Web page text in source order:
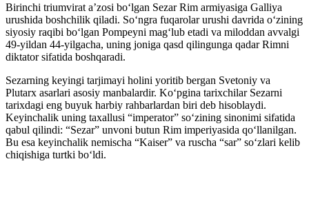
Birinchi triumvirat aʼzosi boʻlgan Sezar Rim armiyasiga Galliya
urushida boshchilik qiladi. Soʻngra fuqarolar urushi davrida oʻzining
siyosiy raqibi boʻlgan Pompeyni magʻlub etadi va miloddan avvalgi
49-yildan 44-yilgacha, uning joniga qasd qilingunga qadar Rimni
diktator sifatida boshqaradi.
Sezarning keyingi tarjimayi holini yoritib bergan Svetoniy va
Plutarx asarlari asosiy manbalardir. Koʻpgina tarixchilar Sezarni
tarixdagi eng buyuk harbiy rahbarlardan biri deb hisoblaydi.
Keyinchalik uning taxallusi “imperator” soʻzining sinonimi sifatida
qabul qilindi: “Sezar” unvoni butun Rim imperiyasida qoʻllanilgan.
Bu esa keyinchalik nemischa “Kaiser” va ruscha “sar” soʻzlari kelib
chiqishiga turtki boʻldi.